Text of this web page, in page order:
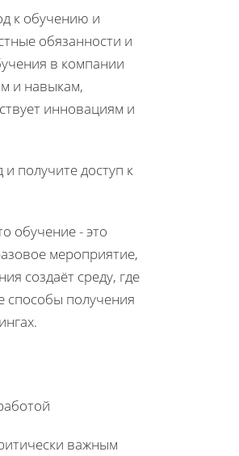
к обучению и
обязанности и
в компании
и навыкам,
инновациям и
получите доступ к
обучение - это
мероприятие,
создаёт среду, где
способы получения
важным